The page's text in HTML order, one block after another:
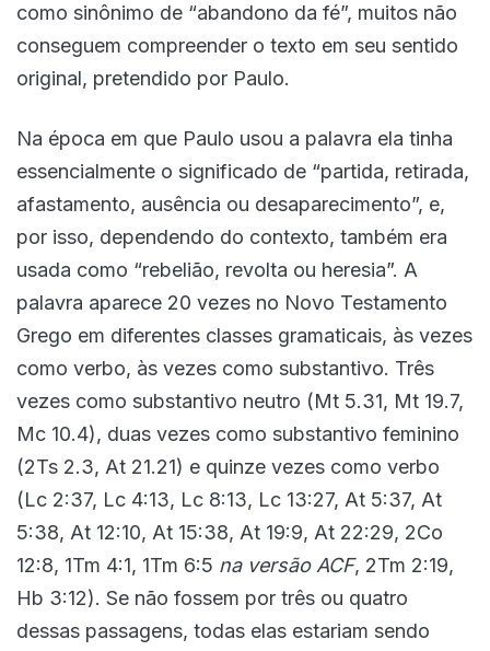
como sinônimo de “abandono da fé”, muitos não
conseguem compreender o texto em seu sentido
original, pretendido por Paulo.
Na época em que Paulo usou a palavra ela tinha
essencialmente o significado de “partida, retirada,
afastamento, ausência ou desaparecimento”, e,
por isso, dependendo do contexto, também era
usada como “rebelião, revolta ou heresia”. A
palavra aparece 20 vezes no Novo Testamento
Grego em diferentes classes gramaticais, às vezes
como verbo, às vezes como substantivo. Três
vezes como substantivo neutro (Mt 5.31, Mt 19.7,
Mc 10.4), duas vezes como substantivo feminino
(2Ts 2.3, At 21.21) e quinze vezes como verbo
(Lc 2:37, Lc 4:13, Lc 8:13, Lc 13:27, At 5:37, At
5:38, At 12:10, At 15:38, At 19:9, At 22:29, 2Co
12:8, 1Tm 4:1, 1Tm 6:5 na versão ACF, 2Tm 2:19,
Hb 3:12). Se não fossem por três ou quatro
dessas passagens, todas elas estariam sendo